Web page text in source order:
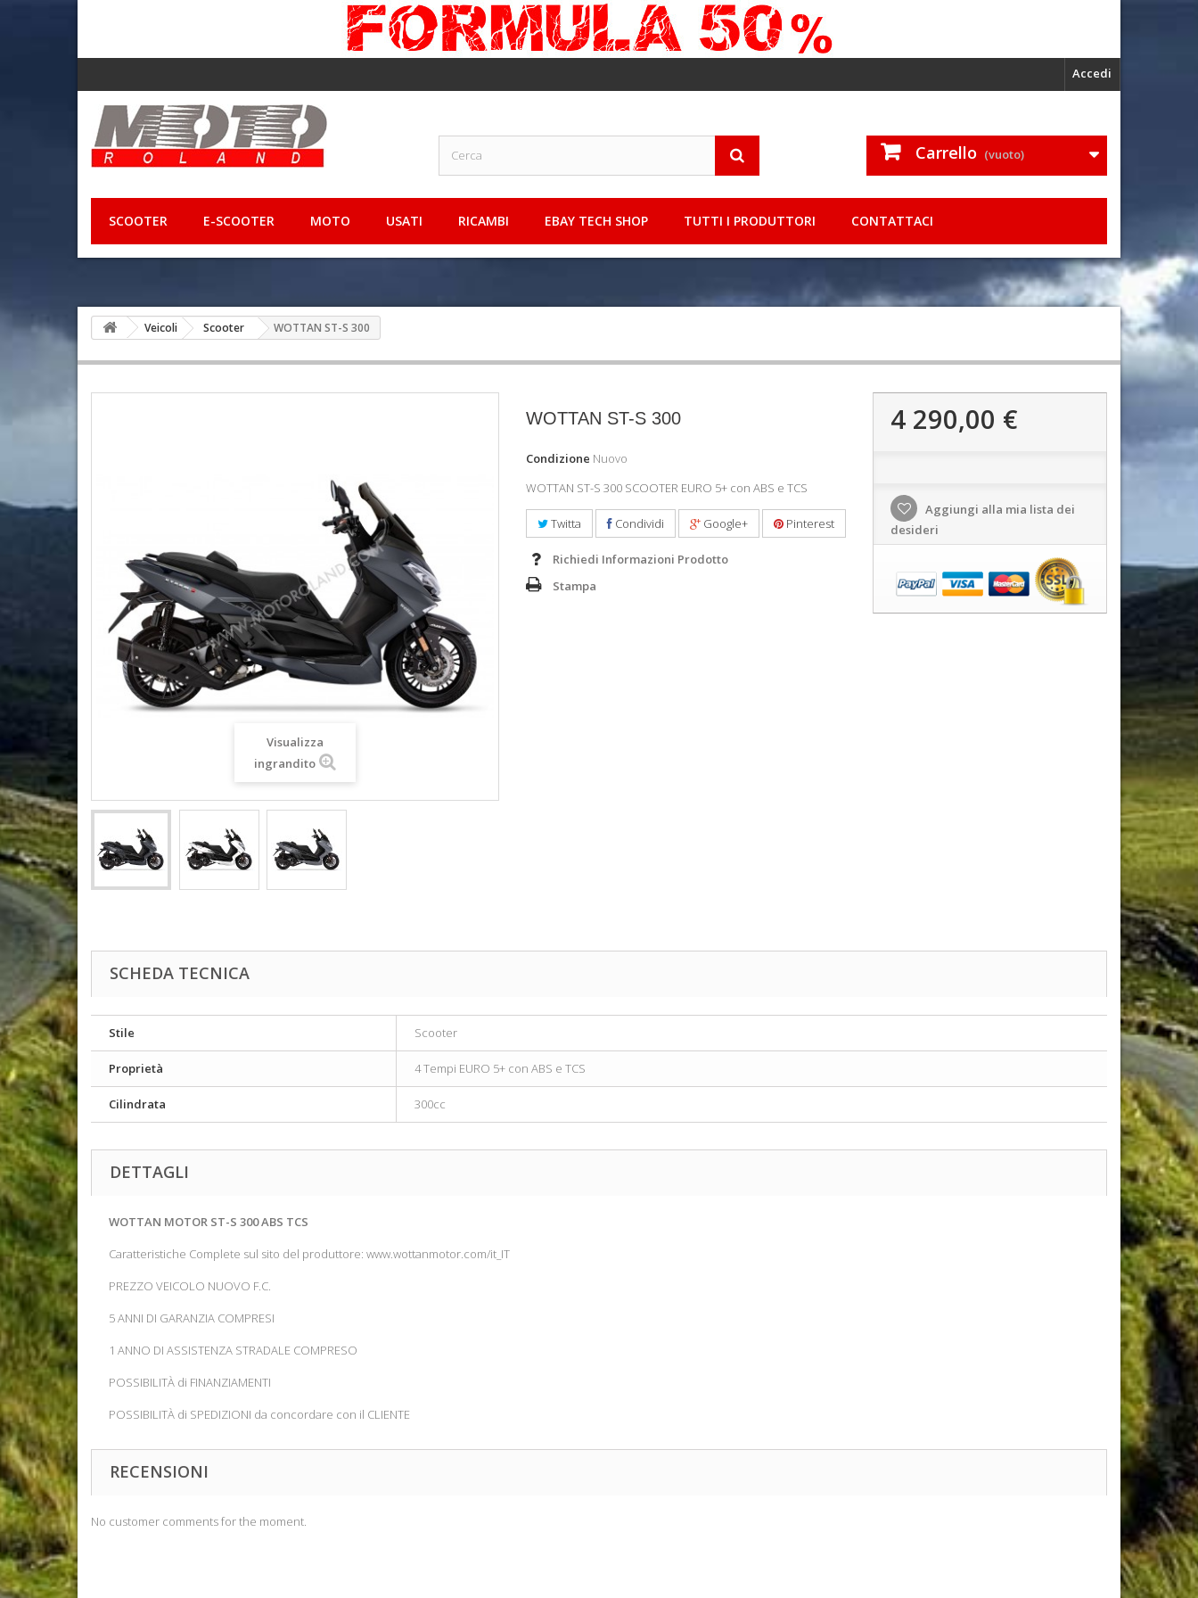
Accedi
Carrello (vuoto)
SCOOTER E-SCOOTER MOTO USATI RICAMBI EBAY TECH SHOP TUTTI I PRODUTTORI CONTATTACI
Veicoli Scooter WOTTAN ST-S 300
Visualizza
ingrandito
WOTTAN ST-S 300
Condizione Nuovo
WOTTAN ST-S 300 SCOOTER EURO 5+ con ABS e TCS
Twitta Condividi Google+ Pinterest
Richiedi Informazioni Prodotto
Stampa
4 290,00 €
Aggiungi alla mia lista dei
desideri
SCHEDA TECNICA
Stile Scooter
Proprietà 4 Tempi EURO 5+ con ABS e TCS
Cilindrata 300cc
DETTAGLI
WOTTAN MOTOR ST-S 300 ABS TCS
Caratteristiche Complete sul sito del produttore: www.wottanmotor.com/it_IT
PREZZO VEICOLO NUOVO F.C.
5 ANNI DI GARANZIA COMPRESI
1 ANNO DI ASSISTENZA STRADALE COMPRESO
POSSIBILITÀ di FINANZIAMENTI
POSSIBILITÀ di SPEDIZIONI da concordare con il CLIENTE
RECENSIONI
No customer comments for the moment.